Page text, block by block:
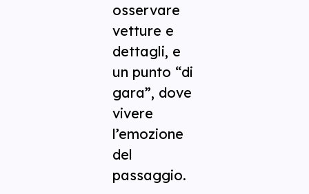
osservare
vetture e
dettagli, e
un punto “di
gara”, dove
vivere
l’emozione
del
passaggio.